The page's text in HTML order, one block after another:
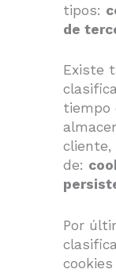
tipos:
de
Existe
tiempo
cliente,
de:
Por